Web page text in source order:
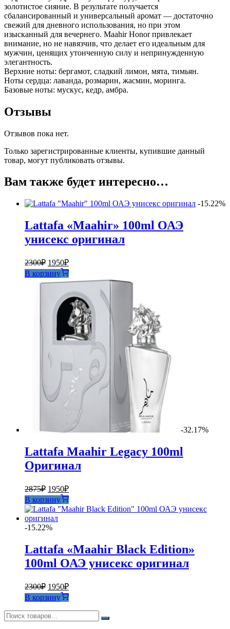
золотистое сияние. В результате получается
сбалансированный и универсальный аромат — достаточно
свежий для дневного использования, но при этом
изысканный для вечернего. Maahir Honor привлекает
внимание, но не навязчив, что делает его идеальным для
мужчин, ценящих утонченную силу и непринужденную
элегантность.
Верхние ноты: бергамот, сладкий лимон, мята, тимьян.
Ноты сердца: лаванда, розмарин, жасмин, моринга.
Базовые ноты: мускус, кедр, амбра.
Отзывы
Отзывов пока нет.
Только зарегистрированные клиенты, купившие данный
товар, могут публиковать отзывы.
Вам также будет интересно…
-15.22%
Lattafa «Maahir» 100ml ОАЭ
унисекс оригинал
2300₽ Первоначальная
цена
составляла
1950₽Текущая
цена:
1950₽.
В корзину
-32.17%
Lattafa Maahir Legacy 100ml
Оригинал
2875₽ Первоначальная
цена
составляла
2875₽.
1950₽Текущая
цена:
1950₽.
В корзину
-15.22%
Lattafa «Maahir Black Edition»
100ml ОАЭ унисекс оригинал
2300₽ Первоначальная
цена
составляла
2300₽.
1950₽Текущая
цена:
1950₽.
В корзину